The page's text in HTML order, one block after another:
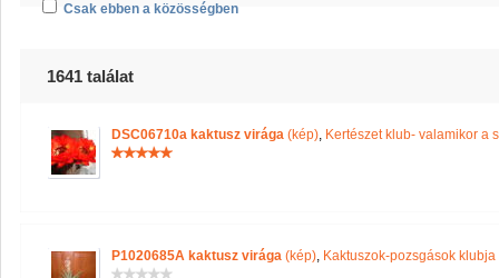
Csak ebben a közösségben
1641 találat
DSC06710a kaktusz virága (kép), Kertészet klub- valamikor a
P1020685A kaktusz virága (kép), Kaktuszok-pozsgások klubja